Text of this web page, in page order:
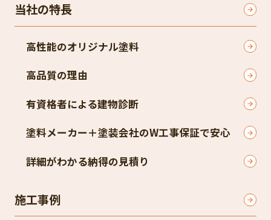
当社の特長
高性能のオリジナル塗料
高品質の理由
有資格者による建物診断
塗料メーカー＋塗装会社のW工事保証で安心
詳細がわかる納得の見積り
施工事例